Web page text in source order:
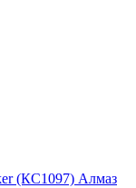
(КС1097) Алмаз